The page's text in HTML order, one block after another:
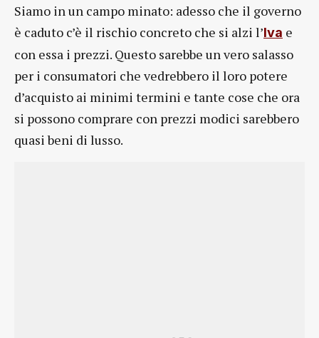
Siamo in un campo minato: adesso che il governo
è caduto c’è il rischio concreto che si alzi l’Iva e
con essa i prezzi. Questo sarebbe un vero salasso
per i consumatori che vedrebbero il loro potere
d’acquisto ai minimi termini e tante cose che ora
si possono comprare con prezzi modici sarebbero
quasi beni di lusso.